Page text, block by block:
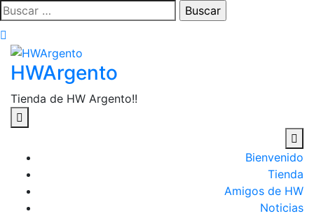
Saltar
al
contenido
Buscar:
HWArgento
Tienda de HW Argento!!
Bienvenido
Tienda
Amigos de HW
Noticias